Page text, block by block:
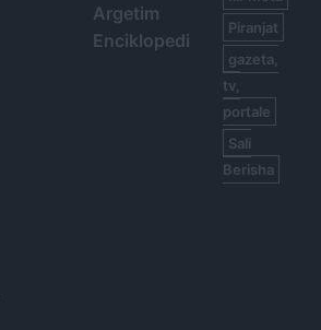
Argetim
Enciklopedi
Piranjat
gazeta,
tv,
portale
Sali
Berisha